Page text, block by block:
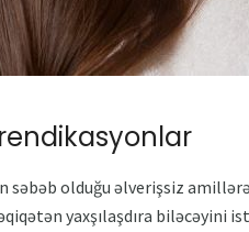
səbəb olduğu əlverişsiz
yaxşılaşdıra biləcəyini